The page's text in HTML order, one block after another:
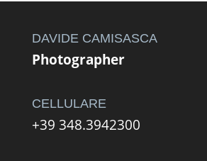
a
DAVIDE CAMISASCA
Photographer
CELLULARE
+39 348.3942300